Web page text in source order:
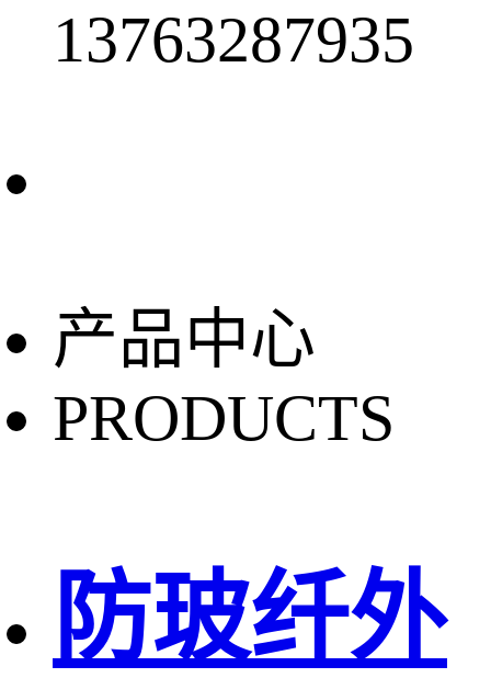
13763287935
产品中心
PRODUCTS
防玻纤外